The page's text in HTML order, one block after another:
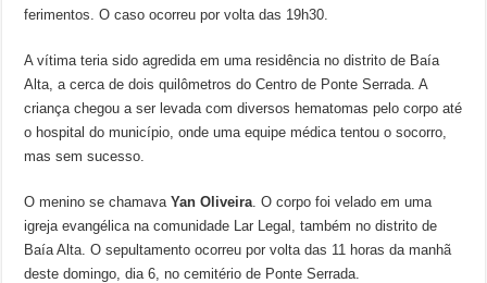
ferimentos. O caso ocorreu por volta das 19h30.
A vítima teria sido agredida em uma residência no distrito de Baía
Alta, a cerca de dois quilômetros do Centro de Ponte Serrada. A
criança chegou a ser levada com diversos hematomas pelo corpo até
o hospital do município, onde uma equipe médica tentou o socorro,
mas sem sucesso.
O menino se chamavaYan Oliveira. O corpo foi velado em uma
igreja evangélica na comunidade Lar Legal, também no distrito de
Baía Alta. O sepultamento ocorreu por volta das 11 horas da manhã
deste domingo, dia 6, no cemitério de Ponte Serrada.